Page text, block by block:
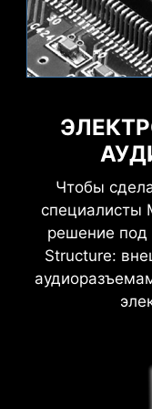
Чтобы
специалисты
решение под
Structure:
Flame
AI Boost
MSI AI
ручной
Материнские